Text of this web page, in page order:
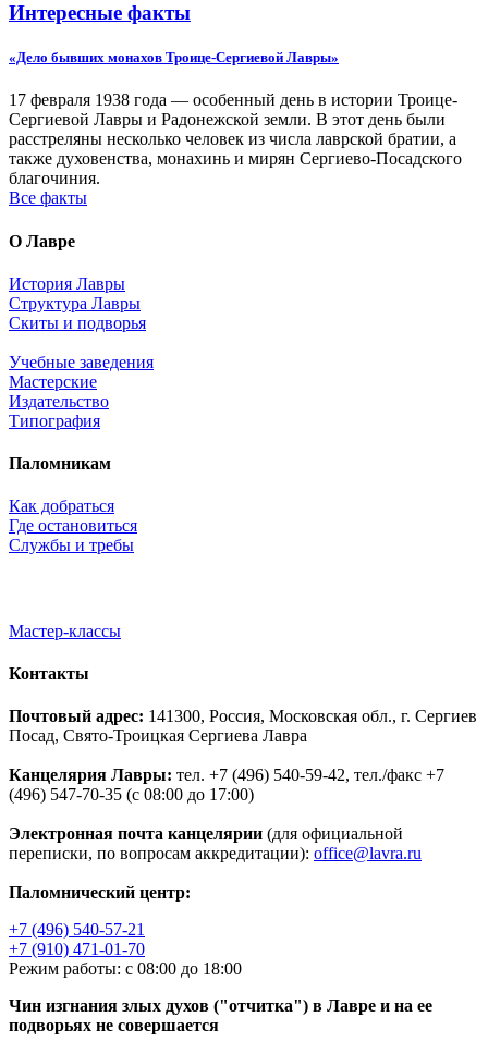
Интересные факты
«Дело бывших монахов Троице-Сергиевой Лавры»
17 февраля 1938 года — особенный день в истории Троице-
Сергиевой Лавры и Радонежской земли. В этот день были
расстреляны несколько человек из числа лаврской братии, а
также духовенства, монахинь и мирян Сергиево-Посадского
благочиния.
Все факты
О Лавре
История Лавры
Структура Лавры
Скиты и подворья
Учебные заведения
Мастерские
Издательство
Типография
Паломникам
Как добраться
Где остановиться
Службы и требы
Мастер-классы
Контакты
Почтовый адрес: 141300, Россия, Московская обл., г. Сергиев
Посад, Свято-Троицкая Сергиева Лавра
Канцелярия Лавры: тел. +7 (496) 540-59-42, тел./факс +7
(496) 547-70-35 (с 08:00 до 17:00)
Электронная почта канцелярии (для официальной
переписки, по вопросам аккредитации): office@lavra.ru
Паломнический центр:
+7 (496) 540-57-21
+7 (910) 471-01-70
Режим работы: с 08:00 до 18:00
Чин изгнания злых духов ("отчитка") в Лавре и на ее
подворьях не совершается